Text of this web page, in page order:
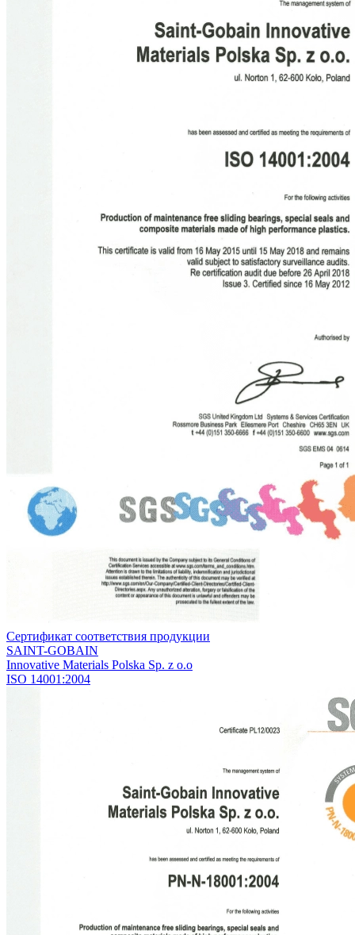
Сертификат соответствия продукции
SАINT-GOBAIN
Innovative Materials Polska Sp. z o.o
ISO 14001:2004